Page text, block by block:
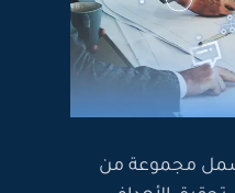
مجموعة من